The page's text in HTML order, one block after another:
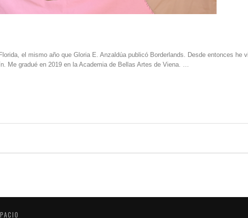
el mismo año que Gloria E. Anzaldúa publicó Borderlands. Desde entonces he
Me gradué en 2019 en la Academia de Bellas Artes de Viena. …